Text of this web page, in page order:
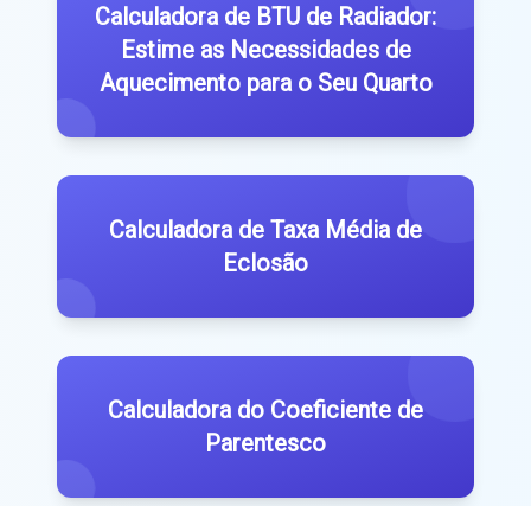
Calculadora de BTU de Radiador:
Estime as Necessidades de
Aquecimento para o Seu Quarto
Calculadora de Taxa Média de
Eclosão
Calculadora do Coeficiente de
Parentesco